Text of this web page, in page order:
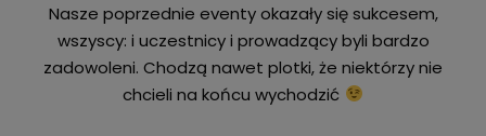
Nasze poprzednie eventy okazały się sukcesem,
wszyscy: i uczestnicy i prowadzący byli bardzo
zadowoleni. Chodzą nawet plotki, że niektórzy nie
chcieli na końcu wychodzić